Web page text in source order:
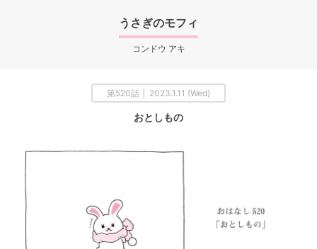
うさぎのモフィ
コンドウ アキ
第520話 │ 2023.1.11 (Wed)
おとしもの